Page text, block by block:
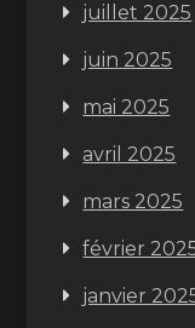
juillet 2025
juin 2025
mai 2025
avril 2025
mars 2025
février
janvier